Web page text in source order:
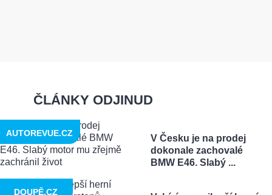
ČLÁNKY ODJINUD
V Česku je na prodej
dokonale zachovalé
BMW E46. Slabý ...
AUTOREVUE.CZ
DOUPĚ.CZ